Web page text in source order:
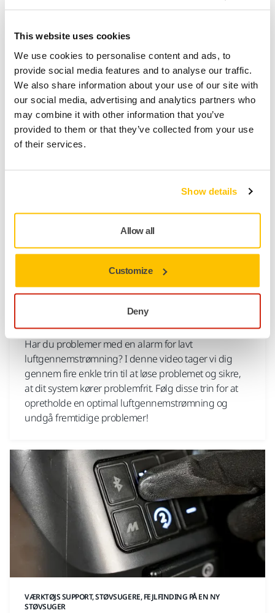
This website uses cookies
We use cookies to personalise content and ads, to
provide social media features and to analyse our traffic.
We also share information about your use of our site with
our social media, advertising and analytics partners who
may combine it with other information that you’ve
provided to them or that they’ve collected from your use
of their services.
Show details
Allow all
Customize
Deny
softwareopdateringer på myMirka, hver gang du
køber en ny maskine. Sørg for, at dit DEXOS-værktøj
leverer optimal ydeevne, ved at opdatere dets
firmware via myMirka-appen. Følg disse enkle trin for
at få en problemfri oplevelse.
VÆRKTØJS SUPPORT, STØVSUGERE, FEJLFINDING PÅ EN NY
Alarm for lav luftgennemstrømning
Har du problemer med en alarm for lavt
luftgennemstrømning? I denne video tager vi dig
gennem fire enkle trin til at løse problemet og sikre,
at dit system kører problemfrit. Følg disse trin for at
opretholde en optimal luftgennemstrømning og
undgå fremtidige problemer!
VÆRKTØJS SUPPORT, STØVSUGERE, FEJLFINDING PÅ EN NY
STØVSUGER